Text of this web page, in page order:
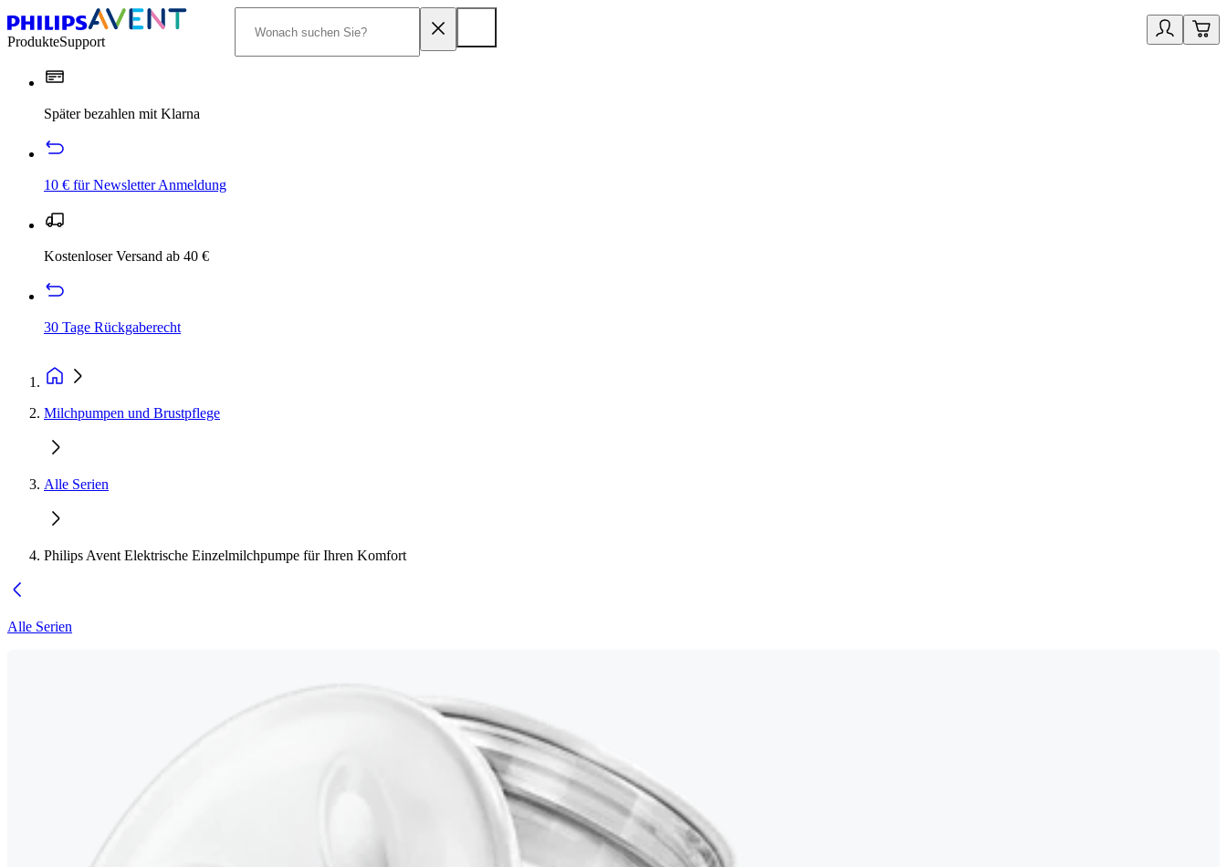
ProdukteSupport
Später bezahlen mit Klarna
10 € für Newsletter Anmeldung
Kostenloser Versand ab 40 €
30 Tage Rückgaberecht
Milchpumpen und Brustpflege
Alle Serien
Philips Avent Elektrische Einzelmilchpumpe für Ihren Komfort
Alle Serien